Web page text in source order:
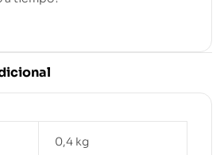
0,4 kg